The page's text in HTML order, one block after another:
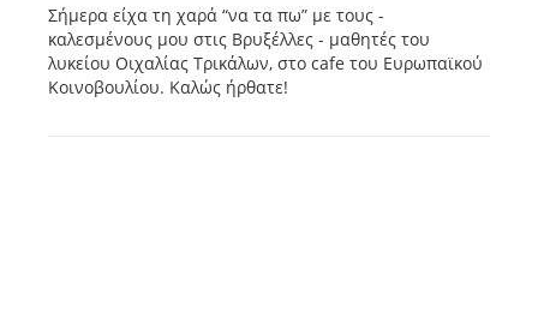
Σήμερα είχα τη χαρά “να τα πω” με τους -
καλεσμένους μου στις Βρυξέλλες - μαθητές του
λυκείου Οιχαλίας Τρικάλων, στο cafe του Ευρωπαϊκού
Κοινοβουλίου. Καλώς ήρθατε!